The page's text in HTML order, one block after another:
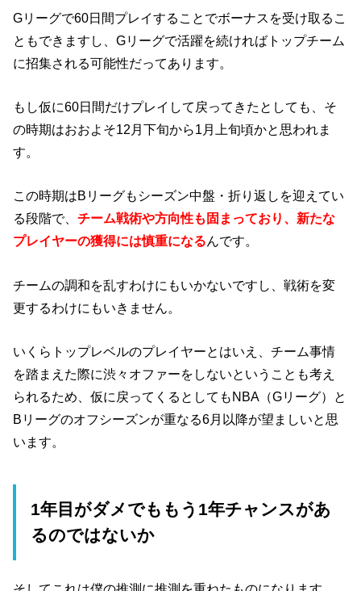
Gリーグで60日間プレイすることでボーナスを受け取るこ
ともできますし、Gリーグで活躍を続ければトップチーム
に招集される可能性だってあります。
もし仮に60日間だけプレイして戻ってきたとしても、そ
の時期はおおよそ12月下旬から1月上旬頃かと思われま
す。
この時期はBリーグもシーズン中盤・折り返しを迎えてい
る段階で、チーム戦術や方向性も固まっており、新たな
プレイヤーの獲得には慎重になるんです。
チームの調和を乱すわけにもいかないですし、戦術を変
更するわけにもいきません。
いくらトップレベルのプレイヤーとはいえ、チーム事情
を踏まえた際に渋々オファーをしないということも考え
られるため、仮に戻ってくるとしてもNBA（Gリーグ）と
Bリーグのオフシーズンが重なる6月以降が望ましいと思
います。
1年目がダメでももう1年チャンスがあ
るのではないか